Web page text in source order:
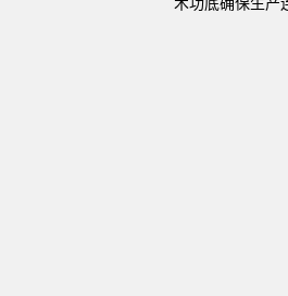
术功底确保生产